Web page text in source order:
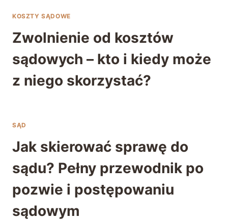
KOSZTY SĄDOWE
Zwolnienie od kosztów
sądowych – kto i kiedy może
z niego skorzystać?
SĄD
Jak skierować sprawę do
sądu? Pełny przewodnik po
pozwie i postępowaniu
sądowym